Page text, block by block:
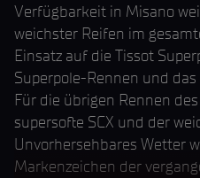
Verfügbarkeit in Misano
weichster Reifen im
Einsatz auf die Tissot
Superpole-Rennen und
Für die übrigen Rennen
supersofte SCX und der
Unvorhersehbares Wetter
Markenzeichen der